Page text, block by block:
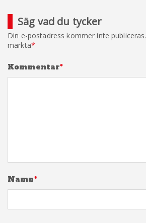
Säg vad du tycker
Din e-postadress kommer inte publiceras.
märkta*
Kommentar*
Namn*